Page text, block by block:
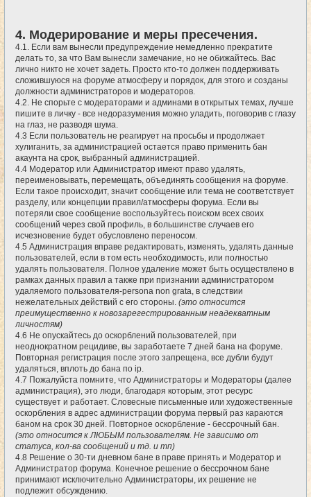
4. Модерирование и меры пресечения.
4.1. Если вам вынесли предупреждение немедленно прекратите
делать то, за что Вам вынесли замечание, но не обижайтесь. Вас
лично никто не хочет задеть. Просто кто-то должен поддерживать
сложившуюся на форуме атмосферу и порядок, для этого и созданы
должности администраторов и модераторов.
4.2. Не спорьте с модераторами и админами в открытых темах, лучше
пишите в личку - все недоразумения можно уладить, поговорив с глазу
на глаз, не разводя шума.
4.3 Если пользователь не реагирует на просьбы и продолжает
хулиганить, за администрацией остается право применить бан
акаунта на срок, выбранный администрацией.
4.4 Модератор или Администратор имеют право удалять,
переименовывать, перемещать, объединять сообщения на форуме.
Если такое происходит, значит сообщение или тема не соответствует
разделу, или концепции правил/атмосферы форума. Если вы
потеряли свое сообщение воспользуйтесь поиском всех своих
сообщений через свой профиль, в большинстве случаев его
исчезновение будет обусловлено переносом.
4.5 Администрация вправе редактировать, изменять, удалять данные
пользователей, если в том есть необходимость, или полностью
удалять пользователя. Полное удаление может быть осуществлено в
рамках данных правил а также при признании администратором
удаляемого пользователя-persona non grata, в следствии
нежелательных действий с его стороны. (это относится
преимущественно к новозарегестрированным неадекватным
личностям)
4.6 Не опускайтесь до оскорблений пользователей, при
неоднократном рецидиве, вы заработаете 7 дней бана на форуме.
Повторная регистрация после этого запрещена, все дубли будут
удаляться, вплоть до бана по ip.
4.7 Пожалуйста помните, что Администраторы и Модераторы (далее
администрация), это люди, благодаря которым, этот ресурс
существует и работает. Словесные письменные или художественные
оскорбления в адрес администрации форума первый раз караются
баном на срок 30 дней. Повторное оскорбление - бессрочный бан.
(это относится к ЛЮБЫМ пользователям. Не зависимо от
статуса, кол-ва сообщений и тд. и тп)
4.8 Решение о 30-ти дневном бане в праве принять и Модератор и
Администратор форума. Конечное решение о бессрочном бане
принимают исключительно Администраторы, их решение не
подлежит обсуждению.